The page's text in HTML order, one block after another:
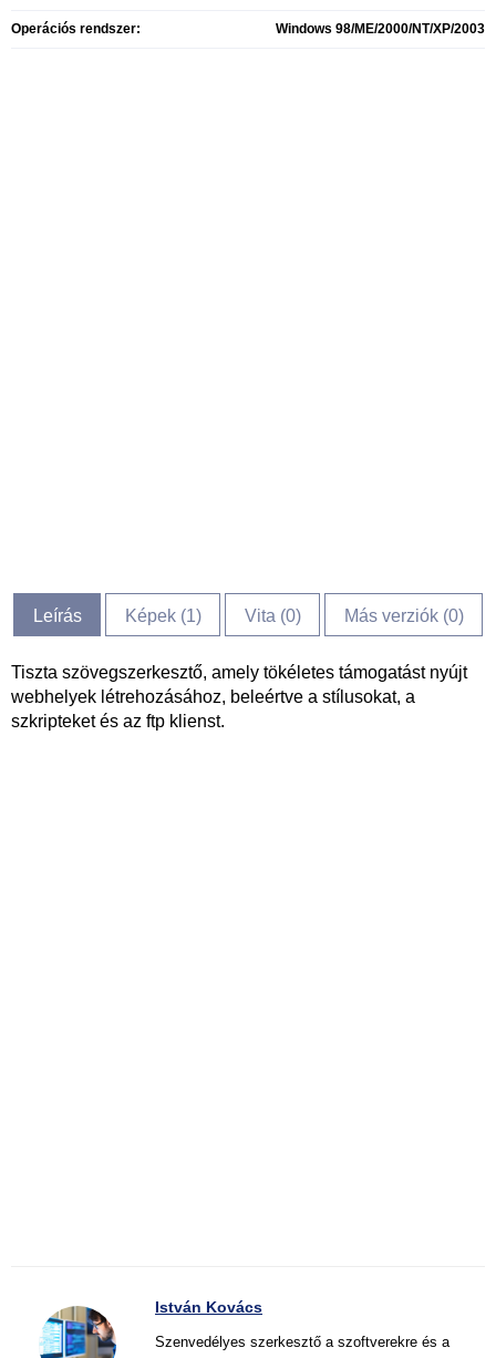
Operációs rendszer: Windows 98/ME/2000/NT/XP/2003
Leírás Képek (1) Vita (0) Más verziók (0)
Tiszta szövegszerkesztő, amely tökéletes támogatást nyújt
webhelyek létrehozásához, beleértve a stílusokat, a
szkripteket és az ftp klienst.
István Kovács
Szenvedélyes szerkesztő a szoftverekre és a